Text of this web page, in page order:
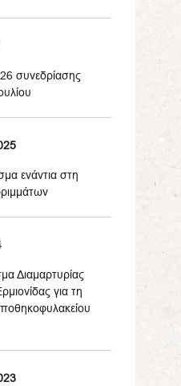
συνεδρίασης
ενάντια στη
Διαμαρτυρίας
για τη